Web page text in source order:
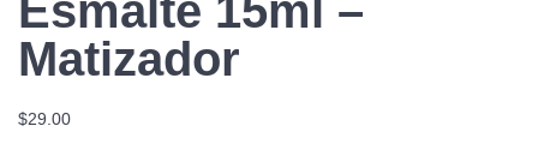
Esmalte 15ml –
Matizador
$29.00